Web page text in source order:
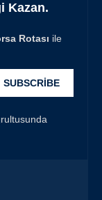
Kazan.
Rotası ile